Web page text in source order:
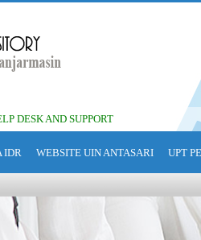
DESK AND SUPPORT
IDR WEBSITE UIN ANTASARI UPT